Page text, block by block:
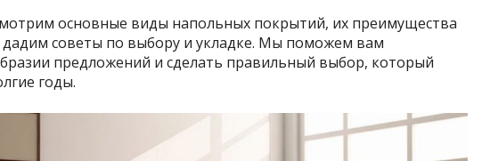
основные виды напольных покрытий, их преимущества
дадим советы по выбору и укладке. Мы поможем вам
предложений и сделать правильный выбор, который
годы.